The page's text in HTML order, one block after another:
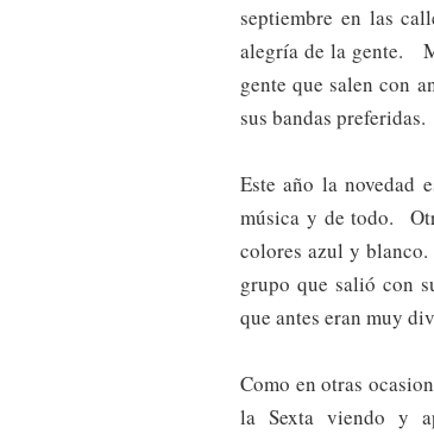
septiembre en las
alegría de la gente.
gente que salen con
sus bandas preferidas.
Este año la novedad
música y de todo.
colores azul y
grupo que salió con
que antes eran muy
Como en otras
la Sexta viendo y